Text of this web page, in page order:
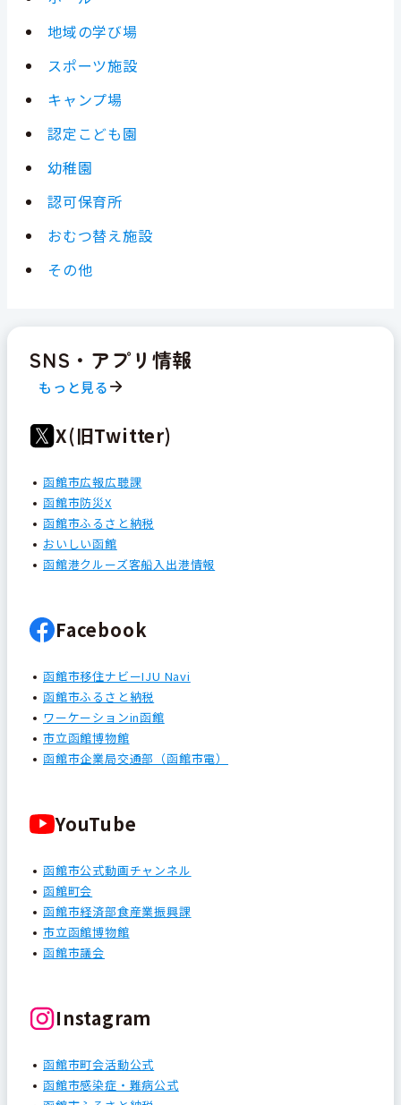
地域の学び場
スポーツ施設
キャンプ場
認定こども園
幼稚園
認可保育所
おむつ替え施設
その他
SNS・アプリ情報
もっと見る
X(旧Twitter)
函館市広報広聴課
函館市防災X
函館市ふるさと納税
おいしい函館
函館港クルーズ客船入出港情報
Facebook
函館市移住ナビーIJU Navi
函館市ふるさと納税
ワーケーションin函館
市立函館博物館
函館市企業局交通部（函館市電）
YouTube
函館市公式動画チャンネル
函館町会
函館市経済部食産業振興課
市立函館博物館
函館市議会
Instagram
函館市町会活動公式
函館市感染症・難病公式